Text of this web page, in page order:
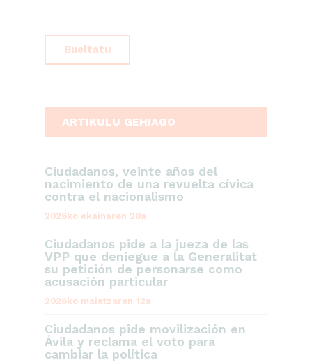
Bueltatu
ARTIKULU GEHIAGO
Ciudadanos, veinte años del
nacimiento de una revuelta cívica
contra el nacionalismo
2026ko ekainaren 28a
Ciudadanos pide a la jueza de las
VPP que deniegue a la Generalitat
su petición de personarse como
acusación particular
2026ko maiatzaren 12a
Ciudadanos pide movilización en
Ávila y reclama el voto para
cambiar la política